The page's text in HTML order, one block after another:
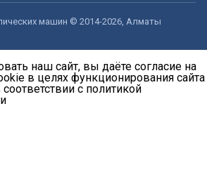
машин © 2014-2026, Алматы
наш сайт, вы даёте согласие на
в целях функционирования сайта
с политикой